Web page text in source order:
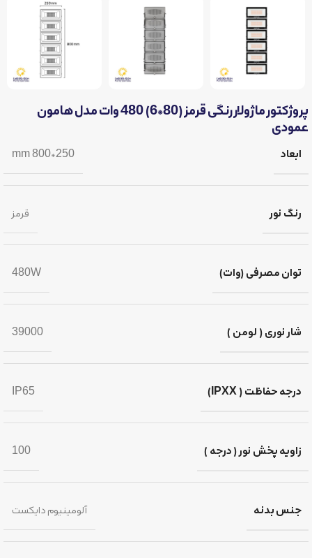
پروژکتور ماژولار رنگی قرمز (80*6) 480 وات مدل هامون
عمودی
ابعاد 250*800 mm
رنگ نور قرمز
توان مصرفی (وات) 480W
شار نوری ( لومن ) 39000
درجه حفاظت ( IPXX) IP65
زاویه پخش نور ( درجه ) 100
جنس بدنه آلومینیوم دایکست